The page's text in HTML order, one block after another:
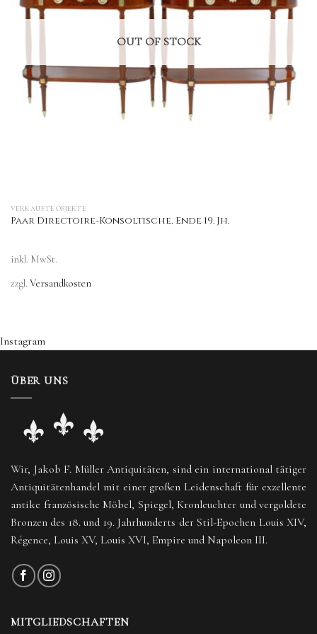
OUT OF STOCK
VERKAUFTE OBJEKTE
Paar Directoire-Konsoltische, Ende 19. Jh.
inkl. MwSt.
zzgl. Versandkosten
Instagram
ÜBER UNS
Wir, Jakob F. Müller Antiquitäten, sind ein international tätiger
Antiquitätenhandel mit einer großen Leidenschaft für exzellente
antike französische Möbel, Spiegel, Kronleuchter und vergoldete
Bronzen des 18. und 19. Jahrhunderts der Stil-Epochen Louis XIV,
Régence, Louis XV, Louis XVI, Empire und Napoleon III.
MITGLIEDSCHAFTEN